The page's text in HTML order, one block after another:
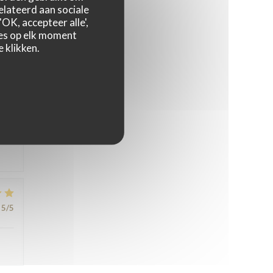
aan sociale
accepteer alle',
op elk moment
klikken.
5/5
5/5